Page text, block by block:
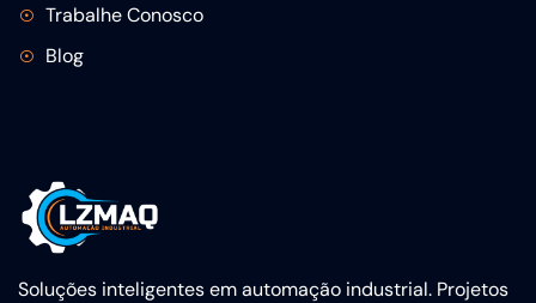
Soluções inteligentes em automação industrial. Projetos
Trabalhe Conosco
Blog